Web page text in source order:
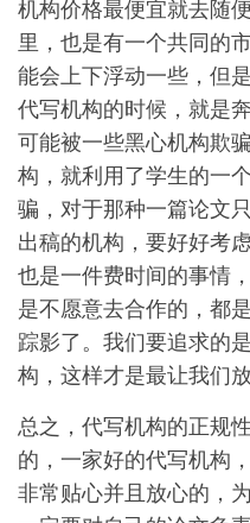
机构价格最便宜就去随
里，也是有一个共同的
能会上下浮动一些，但
代写机构的时候，就是
可能被一些黑心机构欺
构，就利用了学生的一
骗，对于那种一篇论文
出稿的机构，要好好考
也是一件费时间的事情
是不愿意去合作的，都
踪影了。我们要追求的
构，这样才是最让我们放
总之，代写机构的正规
的，一家好的代写机构
非常贴心并且放心的，